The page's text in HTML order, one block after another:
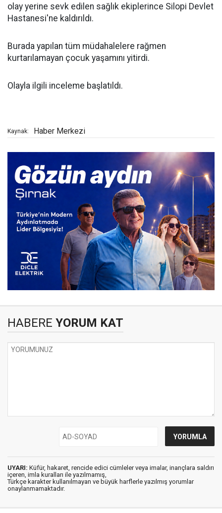
olay yerine sevk edilen sağlık ekiplerince Silopi Devlet
Hastanesi'ne kaldırıldı.
Burada yapılan tüm müdahalelere rağmen
kurtarılamayan çocuk yaşamını yitirdi.
Olayla ilgili inceleme başlatıldı.
Kaynak: Haber Merkezi
HABERE YORUM KAT
UYARI: Küfür, hakaret, rencide edici cümleler veya imalar, inançlara saldırı
içeren, imla kuralları ile yazılmamış,
Türkçe karakter kullanılmayan ve büyük harflerle yazılmış yorumlar
onaylanmamaktadır.